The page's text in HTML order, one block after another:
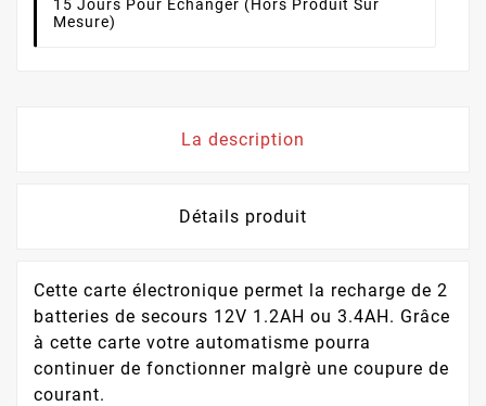
15 Jours Pour Échanger (hors Produit Sur
Mesure)
La description
Détails produit
Cette carte électronique permet la recharge de 2
batteries de secours 12V 1.2AH ou 3.4AH. Grâce
à cette carte votre automatisme pourra
continuer de fonctionner malgrè une coupure de
courant.